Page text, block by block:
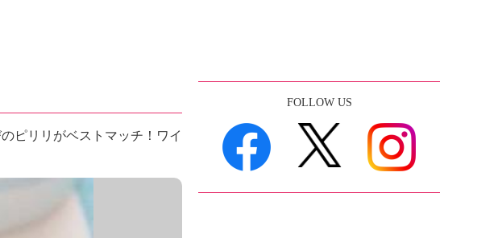
ピリリがベストマッチ！ワイ
FOLLOW US